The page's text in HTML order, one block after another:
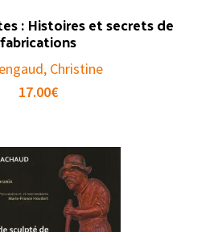
: Histoires et secrets de
fabrications
Christine
17.00€